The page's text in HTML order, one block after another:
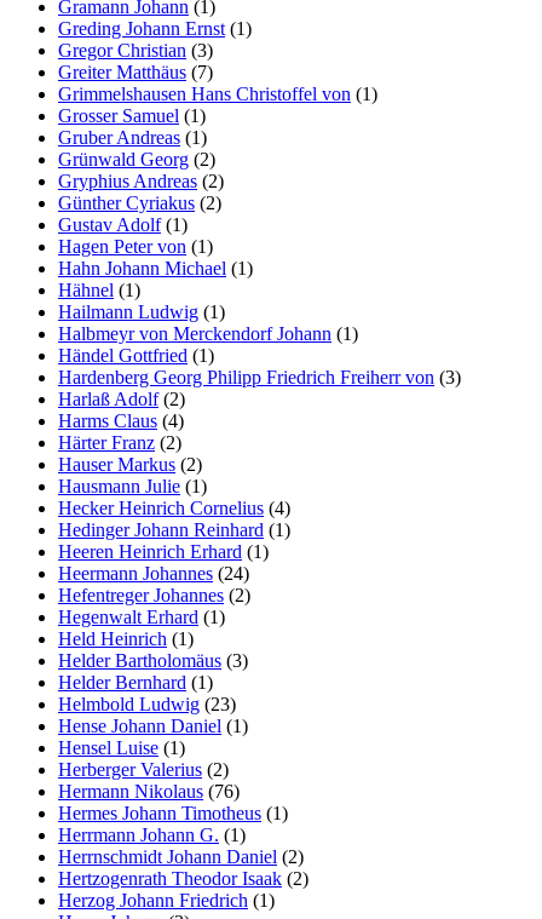
Gramann Johann (1)
Greding Johann Ernst (1)
Gregor Christian (3)
Greiter Matthäus (7)
Grimmelshausen Hans Christoffel von (1)
Grosser Samuel (1)
Gruber Andreas (1)
Grünwald Georg (2)
Gryphius Andreas (2)
Günther Cyriakus (2)
Gustav Adolf(1)
Hagen Peter von (1)
Hahn Johann Michael (1)
Hähnel (1)
Hailmann Ludwig (1)
Halbmeyr von Merckendorf Johann (1)
Händel Gottfried (1)
Hardenberg Georg Philipp Friedrich Freiherr von (3)
Harlaß Adolf(2)
Harms Claus (4)
Härter Franz (2)
Hauser Markus (2)
Hausmann Julie (1)
Hecker Heinrich Cornelius (4)
Hedinger Johann Reinhard (1)
Heeren Heinrich Erhard (1)
Heermann Johannes (24)
Hefentreger Johannes (2)
Hegenwalt Erhard (1)
Held Heinrich (1)
Helder Bartholomäus (3)
Helder Bernhard (1)
Helmbold Ludwig (23)
Hense Johann Daniel (1)
Hensel Luise (1)
Herberger Valerius (2)
Hermann Nikolaus (76)
Hermes Johann Timotheus (1)
Herrmann Johann G. (1)
Herrnschmidt Johann Daniel (2)
Hertzogenrath Theodor Isaak (2)
Herzog Johann Friedrich (1)